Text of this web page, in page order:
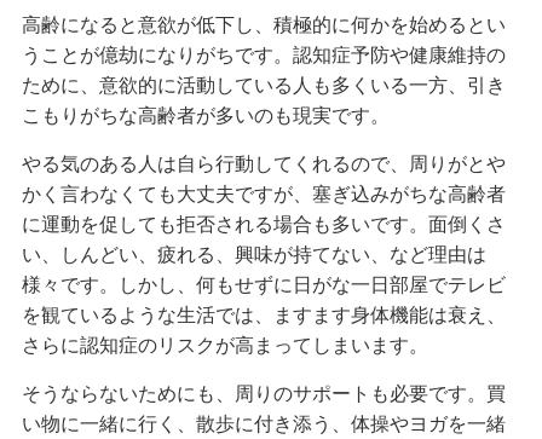
高齢になると意欲が低下し、積極的に何かを始めるとい
うことが億劫になりがちです。認知症予防や健康維持の
ために、意欲的に活動している人も多くいる一方、引き
こもりがちな高齢者が多いのも現実です。
やる気のある人は自ら行動してくれるので、周りがとや
かく言わなくても大丈夫ですが、塞ぎ込みがちな高齢者
に運動を促しても拒否される場合も多いです。面倒くさ
い、しんどい、疲れる、興味が持てない、など理由は
様々です。しかし、何もせずに日がな一日部屋でテレビ
を観ているような生活では、ますます身体機能は衰え、
さらに認知症のリスクが高まってしまいます。
そうならないためにも、周りのサポートも必要です。買
い物に一緒に行く、散歩に付き添う、体操やヨガを一緒